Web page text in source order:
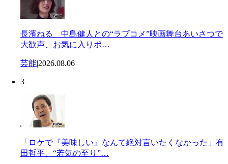
長濱ねる 中島健人との“ラブコメ”映画舞台あいさつで
大歓声、お気に入りポ…
芸能|2026.08.06
3
「ロケで『美味しい』なんて絶対言いたくなかった」有
田哲平、“若気の至り”…